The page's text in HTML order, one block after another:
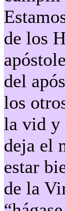
de los
del
los
la vid y
deja el
estar
de la